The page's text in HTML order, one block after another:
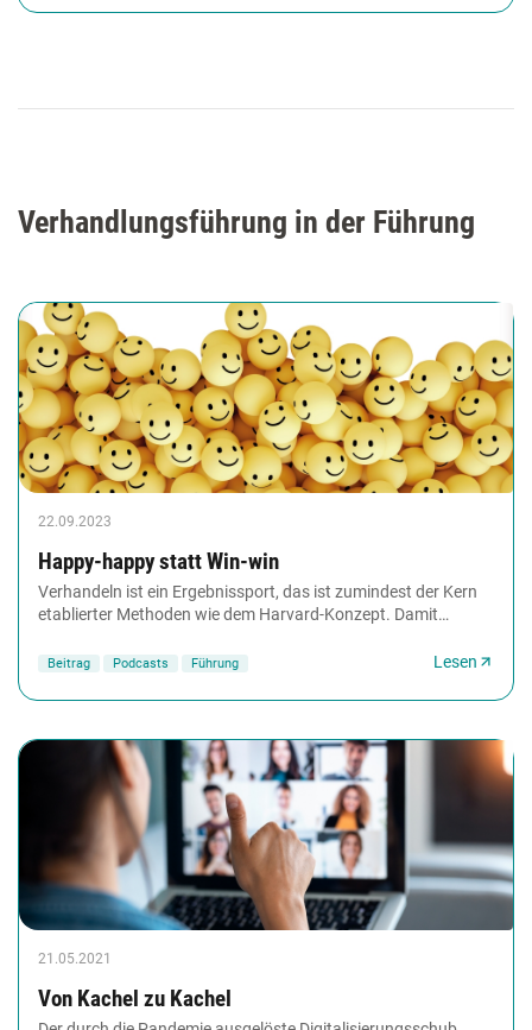
Verhandlungsführung in der Führung
22.09.2023
Happy-happy statt Win-win
Verhandeln ist ein Ergebnissport, das ist zumindest der Kern
etablierter Methoden wie dem Harvard-Konzept. Damit
Beitrag Podcasts Führung Lesen
21.05.2021
Von Kachel zu Kachel